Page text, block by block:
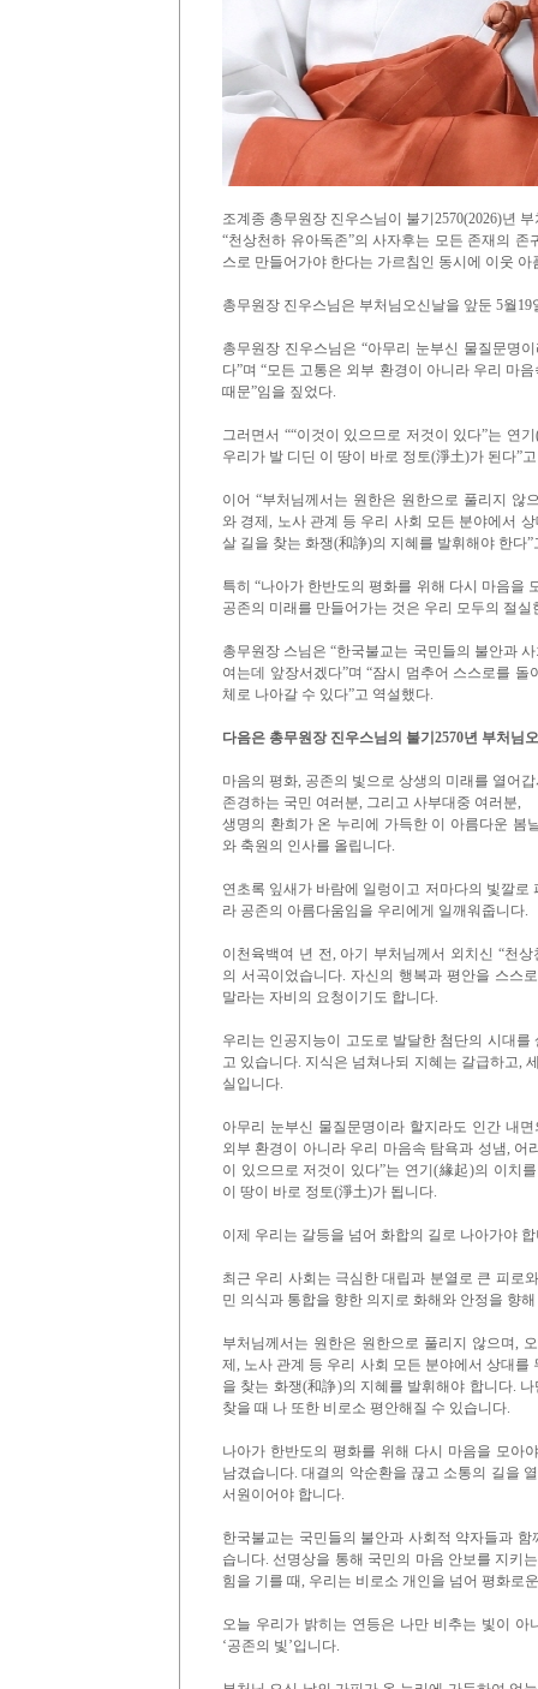
조계종 총무원장 진우스님이 불기2570(2026)년
“천상천하 유아독존”의 사자후는 모든 존재의
스로 만들어가야 한다는 가르침인 동시에 이웃
총무원장 진우스님은 부처님오신날을 앞둔 5월
총무원장 진우스님은 “아무리 눈부신 물질문명
다”며 “모든 고통은 외부 환경이 아니라 우리 마
때문”임을 짚었다.
그러면서 ““이것이 있으므로 저것이 있다”는 연
우리가 발 디딘 이 땅이 바로 정토(淨土)가 된다”
이어 “부처님께서는 원한은 원한으로 풀리지 않
와 경제, 노사 관계 등 우리 사회 모든 분야에서
살 길을 찾는 화쟁(和諍)의 지혜를 발휘해야 한다”
특히 “나아가 한반도의 평화를 위해 다시 마음을
공존의 미래를 만들어가는 것은 우리 모두의 절실
총무원장 스님은 “한국불교는 국민들의 불안과
여는데 앞장서겠다”며 “잠시 멈추어 스스로를
체로 나아갈 수 있다”고 역설했다.
다음은 총무원장 진우스님의 불기2570년 부처님
마음의 평화, 공존의 빛으로 상생의 미래를 열어
존경하는 국민 여러분, 그리고 사부대중 여러분,
생명의 환희가 온 누리에 가득한 이 아름다운 봄
와 축원의 인사를 올립니다.
연초록 잎새가 바람에 일렁이고 저마다의 빛깔
라 공존의 아름다움임을 우리에게 일깨워줍니다.
이천육백여 년 전, 아기 부처님께서 외치신 “천
의 서곡이었습니다. 자신의 행복과 평안을 스스
말라는 자비의 요청이기도 합니다.
우리는 인공지능이 고도로 발달한 첨단의 시대
고 있습니다. 지식은 넘쳐나되 지혜는 갈급하고,
실입니다.
아무리 눈부신 물질문명이라 할지라도 인간 내
외부 환경이 아니라 우리 마음속 탐욕과 성냄,
이 있으므로 저것이 있다”는 연기(緣起)의 이치
이 땅이 바로 정토(淨土)가 됩니다.
이제 우리는 갈등을 넘어 화합의 길로 나아가야
최근 우리 사회는 극심한 대립과 분열로 큰 피로
민 의식과 통합을 향한 의지로 화해와 안정을 향
부처님께서는 원한은 원한으로 풀리지 않으며,
제, 노사 관계 등 우리 사회 모든 분야에서 상대
을 찾는 화쟁(和諍)의 지혜를 발휘해야 합니다.
찾을 때 나 또한 비로소 평안해질 수 있습니다.
나아가 한반도의 평화를 위해 다시 마음을 모아
남겼습니다. 대결의 악순환을 끊고 소통의 길을
서원이어야 합니다.
한국불교는 국민들의 불안과 사회적 약자들과
습니다. 선명상을 통해 국민의 마음 안보를 지키
힘을 기를 때, 우리는 비로소 개인을 넘어 평화로
오늘 우리가 밝히는 연등은 나만 비추는 빛이
‘공존의 빛’입니다.